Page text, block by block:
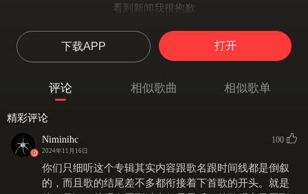
看到新闻我很抱歉
但我们已不再相爱
But don’t you lose control
但请你不要失去控制
精准按下你的按钮
If I can’t get plenty
即便我得不到很多
下载APP 打开
评论 相似歌曲 相似歌单
精彩评论
Niminihc
2024年11月16日
100
你们只细听这个专辑其实内容跟歌名跟时间线都是倒叙
的，而且歌的结尾差不多都衔接着下首歌的开头。就是